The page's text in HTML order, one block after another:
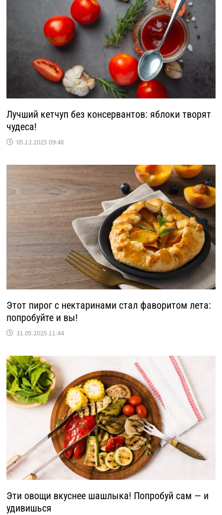
Лучший кетчуп без консервантов: яблоки творят
чудеса!
05.12.2025 09:48
Этот пирог с нектаринами стал фаворитом лета:
попробуйте и вы!
31.05.2025 11:44
Эти овощи вкуснее шашлыка! Попробуй сам — и
удивишься